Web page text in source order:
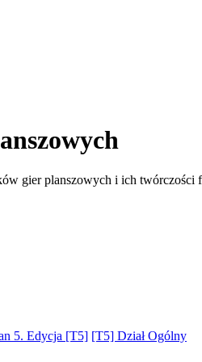
gier planszowych i ich twórczości
5. Edycja [T5] [T5] Dział Ogólny